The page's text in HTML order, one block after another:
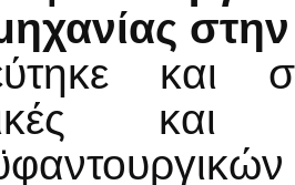
και
και